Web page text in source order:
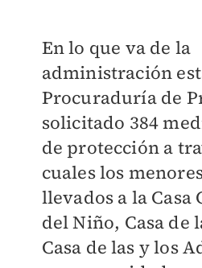
En lo que va de la
administración
Procuraduría de
solicitado 384
de protección a
cuales los
llevados a la Casa
del Niño, Casa de
Casa de las y los